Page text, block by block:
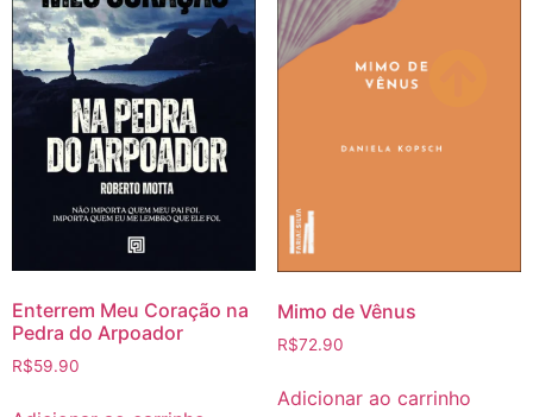
Enterrem Meu Coração na
Pedra do Arpoador
R$59.90
Mimo de Vênus
R$72.90
Adicionar ao carrinho